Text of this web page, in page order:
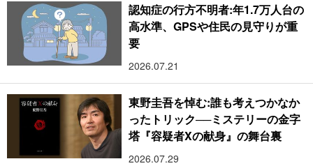
認知症の行方不明者:年1.7万人台の
高水準、GPSや住民の見守りが重
要
2026.07.21
東野圭吾を悼む:誰も考えつかなか
ったトリック──ミステリーの金字
塔『容疑者Xの献身』の舞台裏
2026.07.29